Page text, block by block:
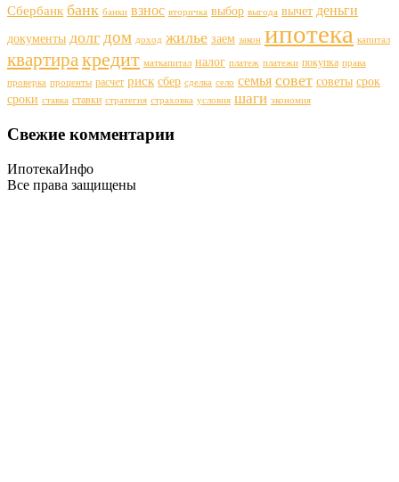
Сбербанк банк банки взнос вторичка выбор выгода вычет деньги
документы долг дом доход жилье заем закон ипотека капитал
квартиракредит маткапитал налог платеж платежи покупка права
проверка проценты расчет риск сбер сделка село семья совет советы срок
сроки ставка ставки стратегия страховка условия шаги экономия
Свежие комментарии
ИпотекаИнфо
Все права защищены